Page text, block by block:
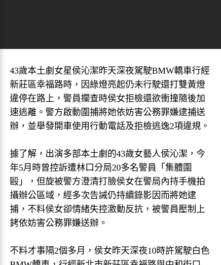
43歲本土劇女星侯沁潔昨天深夜駕駛BMW轎車行經
新莊區幸福路時，因綠燈亮起仍未行駛還打雙黃燈
違停在路上，警員攔查時侯女拒檢還欲衝撞隨後加
速逃離。警方啟動圍捕將她依妨害公務罪嫌逮捕送
辦，並舉發開車使用行動電話及拒檢逃逸2項違規。
據了解，出演多部本土劇的43歲女藝人侯沁潔，今
年5月時曾控訴遭林口分局20多名警員「集體圍
毆」，但旋被警方澄清打臉侯女在警局內持手機拍
攝辦公區域，經多次告誡仍持續錄影因而將她逮
捕，不料侯女卻情緒失控激動反抗，被警員壓制上
銬依妨害公務罪嫌送辦。
不料才事隔2個多月，侯女昨天深夜10時許駕駛白色